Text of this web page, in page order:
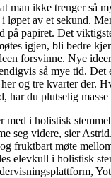
man ikke trenger så
løpet av et sekund.
på papiret. Det
igjen, bli bedre
forsvinne. Nye
så mye tid. Det
og tre kvarter der.
har du plutselig masse
med i holistisk
seg videre, sier
fruktbart møte
elevkull i holistisk